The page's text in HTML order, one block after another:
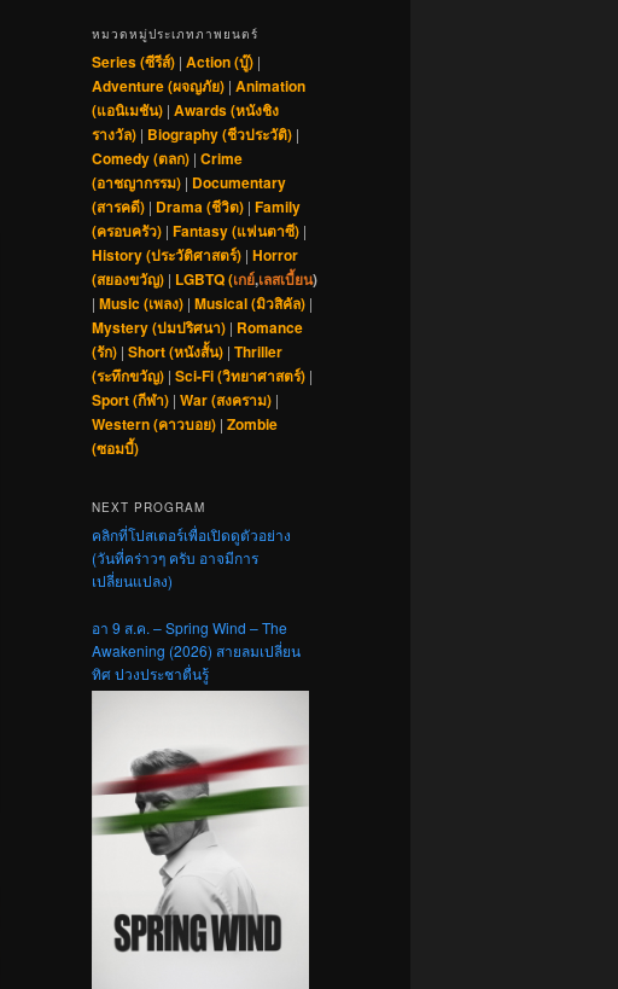
หมวดหมู่ประเภทภาพยนตร์
Series (ซีรีส์) | Action (บู๊) |
Adventure (ผจญภัย) | Animation
(แอนิเมชัน) | Awards (หนังชิง
รางวัล) | Biography (ชีวประวัติ) |
Comedy (ตลก) | Crime
(อาชญากรรม) | Documentary
(สารคดี) | Drama (ชีวิต) | Family
(ครอบครัว) | Fantasy (แฟนตาซี) |
History (ประวัติศาสตร์) | Horror
(สยองขวัญ) | LGBTQ (เกย์,เลสเบี้ยน)
| Music (เพลง) | Musical (มิวสิคัล) |
Mystery (ปมปริศนา) | Romance
(รัก) | Short (หนังสั้น) | Thriller
(ระทึกขวัญ) | Sci-Fi (วิทยาศาสตร์) |
Sport (กีฬา) | War (สงคราม) |
Western (คาวบอย) | Zombie
(ซอมบี้)
NEXT PROGRAM
คลิกที่โปสเตอร์เพื่อเปิดดูตัวอย่าง
(วันที่คร่าวๆ ครับ อาจมีการ
เปลี่ยนแปลง)
อา 9 ส.ค. – Spring Wind – The
Awakening (2026) สายลมเปลี่ยน
ทิศ ปวงประชาตื่นรู้